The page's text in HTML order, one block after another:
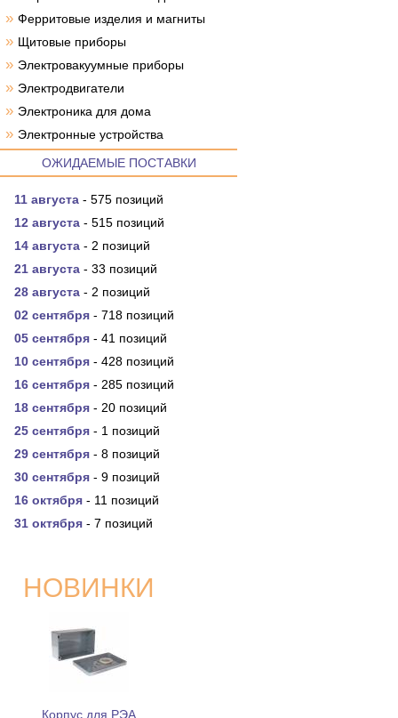
» Ферритовые изделия и магниты
» Щитовые приборы
» Электровакуумные приборы
» Электродвигатели
» Электроника для дома
» Электронные устройства
ОЖИДАЕМЫЕ ПОСТАВКИ
11 августа - 575 позиций
12 августа - 515 позиций
14 августа - 2 позиций
21 августа - 33 позиций
28 августа - 2 позиций
02 сентября - 718 позиций
05 сентября - 41 позиций
10 сентября - 428 позиций
16 сентября - 285 позиций
18 сентября - 20 позиций
25 сентября - 1 позиций
29 сентября - 8 позиций
30 сентября - 9 позиций
16 октября - 11 позиций
31 октября - 7 позиций
НОВИНКИ
Корпус для РЭА